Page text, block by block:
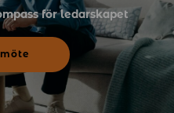
för ledarskapet